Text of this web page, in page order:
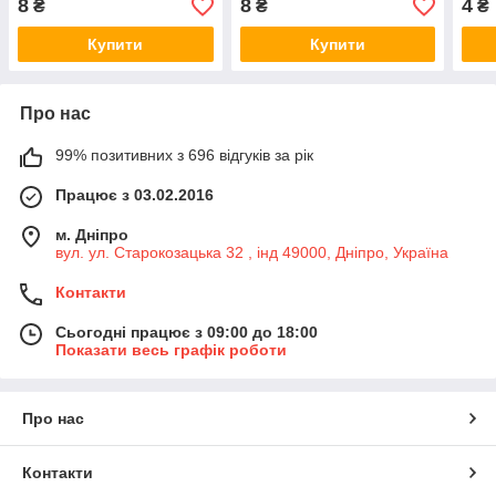
8 ₴
Купити
8₴
Купити
4 ₴
Про нас
99% позитивних з 696 відгуків за рік
Працює з 03.02.2016
м. Дніпро
вул. ул. Старокозацька 32 , інд 49000, Дніпро, Україна
Контакти
Сьогодні працює з 09:00 до 18:00
Показати весь графік роботи
Про нас
Контакти